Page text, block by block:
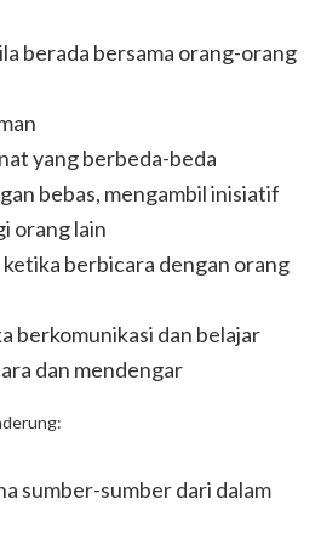
berada bersama orang-orang
yang berbeda-beda
bebas, mengambil inisiatif
orang lain
berbicara dengan orang
berkomunikasi dan belajar
dan mendengar
sumber-sumber dari dalam